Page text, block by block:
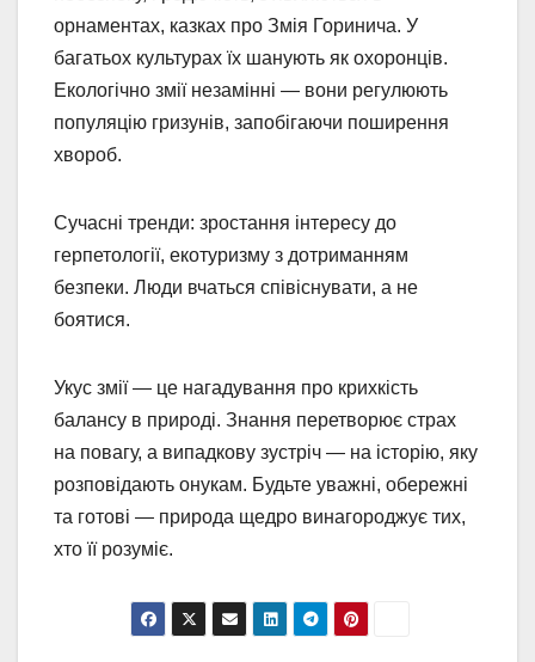
орнаментах, казках про Змія Горинича. У
багатьох культурах їх шанують як охоронців.
Екологічно змії незамінні — вони регулюють
популяцію гризунів, запобігаючи поширення
хвороб.
Сучасні тренди: зростання інтересу до
герпетології, екотуризму з дотриманням
безпеки. Люди вчаться співіснувати, а не
боятися.
Укус змії — це нагадування про крихкість
балансу в природі. Знання перетворює страх
на повагу, а випадкову зустріч — на історію, яку
розповідають онукам. Будьте уважні, обережні
та готові — природа щедро винагороджує тих,
хто її розуміє.